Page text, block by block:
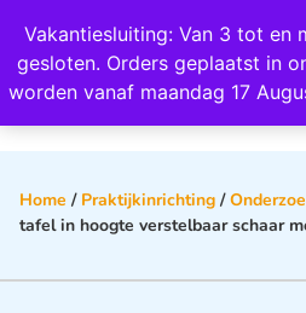
Vakantiesluiting: Van 3 tot en
gesloten. Orders geplaatst in
worden vanaf maandag 17
Wij scoren een
Home / Praktijkinrichting /
tafel in hoogte verstelbaar schaar